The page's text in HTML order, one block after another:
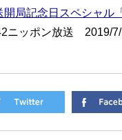
局記念日スペシャル
ニッポン放送 2019/